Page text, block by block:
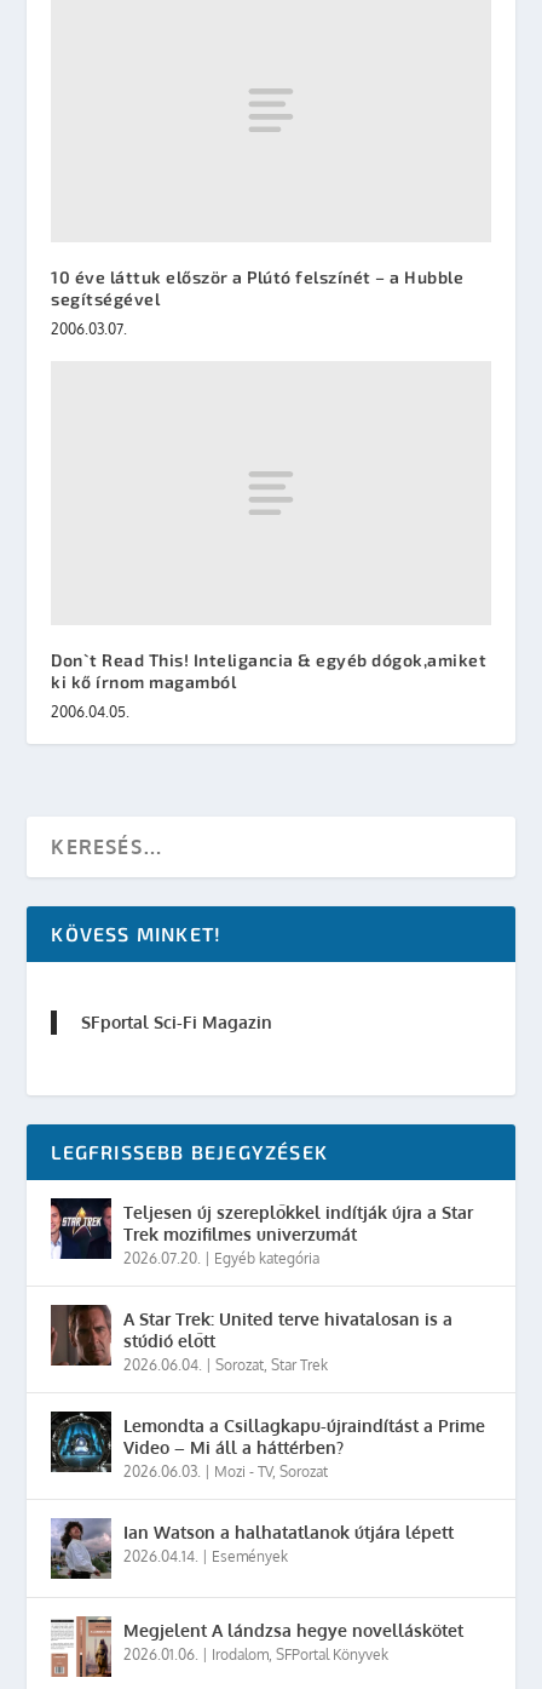
10 éve láttuk először a Plútó felszínét – a Hubble
segítségével
2006.03.07.
Don`t Read This! Inteligancia & egyéb dógok,amiket
ki kő írnom magamból
2006.04.05.
KÖVESS MINKET!
SFportal Sci-Fi Magazin
LEGFRISSEBB BEJEGYZÉSEK
Teljesen új szereplőkkel indítják újra a Star
Trek mozifilmes univerzumát
2026.07.20. | Egyéb kategória
A Star Trek: United terve hivatalosan is a
stúdió előtt
2026.06.04. |Sorozat ,Star Trek
Lemondta a Csillagkapu-újraindítást a Prime
Video – Mi áll a háttérben?
2026.06.03. | Mozi - TV,Sorozat
Ian Watson a halhatatlanok útjára lépett
2026.04.14. | Események
Megjelent A lándzsa hegye novelláskötet
2026.01.06. | Irodalom ,SFPortal Könyvek